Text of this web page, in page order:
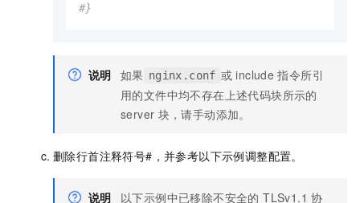
#}
说明 如果 nginx.conf 或 include 指令所引
用的文件中均不存在上述代码块所示的
server 块，请手动添加。
删除行首注释符号#，并参考以下示例调整配置。
说明
以下示例中已移除不安全的 TLSv1.1 协